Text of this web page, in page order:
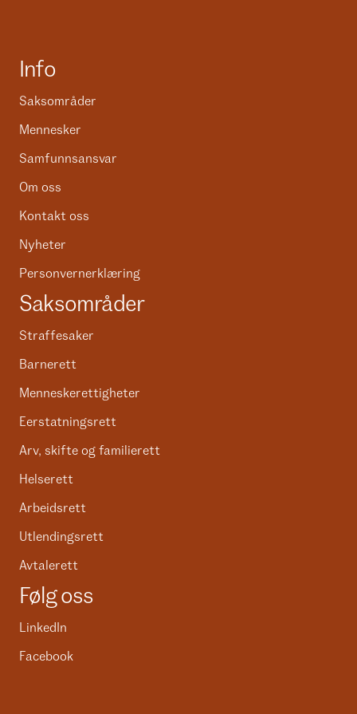
Info
Saksområder
Mennesker
Samfunnsansvar
Om oss
Kontakt oss
Nyheter
Personvernerklæring
Saksområder
Straffesaker
Barnerett
Menneskerettigheter
Eerstatningsrett
Arv, skifte og familierett
Helserett
Arbeidsrett
Utlendingsrett
Avtalerett
Følg oss
LinkedIn
Facebook